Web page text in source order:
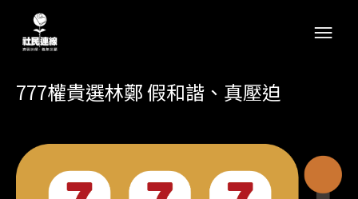
777權貴選林鄭 假和諧、真壓迫